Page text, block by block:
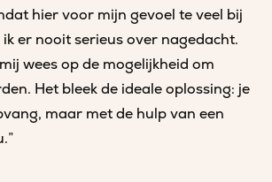
hier voor mijn gevoel te veel bij
er nooit serieus over nagedacht.
wees op de mogelijkheid om
Het bleek de ideale oplossing: je
maar met de hulp van een